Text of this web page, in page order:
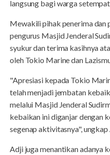
langsung bagi warga
Mewakili pihak penerima dan
pengurus Masjid Jenderal
syukur dan terima kasihnya
oleh Tokio Marine dan
"Apresiasi kepada Tokio
telah menjadi jembatan
melalui Masjid Jenderal
kebaikan ini diganjar dengan
segenap aktivitasnya", ungkap
Adji juga menantikan adanya